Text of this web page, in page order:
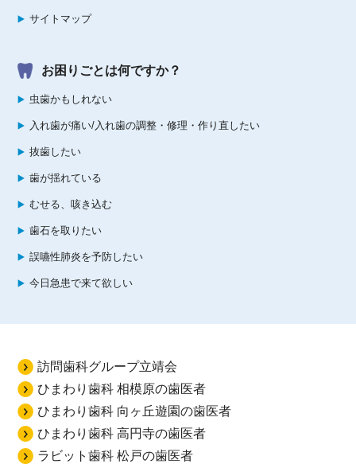
サイトマップ
お困りごとは何ですか？
虫歯かもしれない
入れ歯が痛い/入れ歯の調整・修理・作り直したい
抜歯したい
歯が揺れている
むせる、咳き込む
歯石を取りたい
誤嚥性肺炎を予防したい
今日急患で来て欲しい
訪問歯科グループ立靖会
ひまわり歯科 相模原の歯医者
ひまわり歯科 向ヶ丘遊園の歯医者
ひまわり歯科 高円寺の歯医者
ラビット歯科 松戸の歯医者